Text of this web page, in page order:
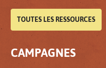
TOUTES LES RESSOURCES
CAMPAGNES